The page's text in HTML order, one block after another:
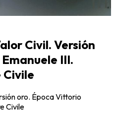
Civil. Versión
III.
Civile
oro. Época Vittorio
Civile